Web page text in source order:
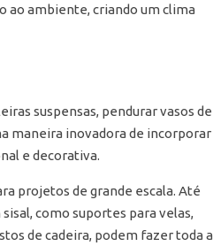
ao ambiente, criando um clima
suspensas, pendurar vasos de
maneira inovadora de incorporar
e decorativa.
projetos de grande escala. Até
como suportes para velas,
de cadeira, podem fazer toda a